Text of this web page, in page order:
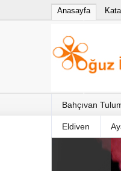
Anasayfa
Bahçıvan
Eldiven